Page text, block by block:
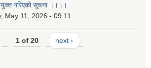
गरिएको सूचना ।।।।
May 11, 2026 - 09:11
1 of 20 next ›